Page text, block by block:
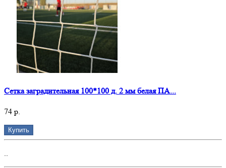
Сетка заградительная 100*100 д. 2 мм белая ПА...
74 р.
Купить
..